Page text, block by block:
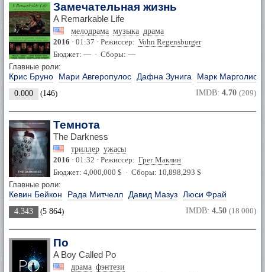
Замечательная жизнь
A Remarkable Life
мелодрама музыка драма
2016 · 01:37 · Режиссер: Vohn Regensburger
Бюджет: — · Сборы: —
Главные роли:
Крис Бруно Мари Авгеропулос Дафна Зунига Марк Марголис
0.000 (146) IMDB: 4.70 (209)
Темнота
The Darkness
триллер ужасы
2016 · 01:32 · Режиссер: Грег Маклин
Бюджет: 4,000,000 $ · Сборы: 10,898,293 $
Главные роли:
Кевин Бейкон Рада Митчелл Давид Мазуз Люси Фрай
4.343 (5 864) IMDB: 4.50 (18 000)
По
A Boy Called Po
драма фэнтези